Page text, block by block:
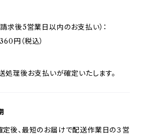
求後5営業日以内のお支払い）：
円（税込）
処理後お支払いが確定いたします。
後、最短のお届けで配送作業日の３営